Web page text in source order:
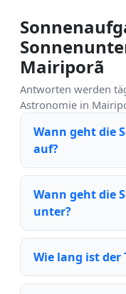
Mairiporã
Antworten werden
Astronomie in
Wann geht die
auf?
Wann geht die
unter?
Wie lang ist der